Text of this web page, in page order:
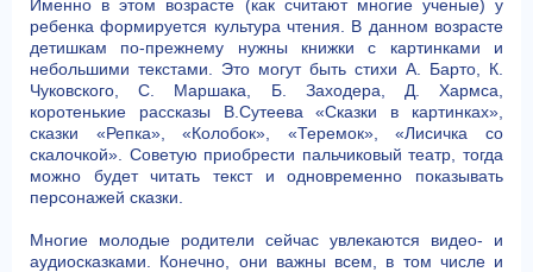
Именно в этом возрасте (как считают многие ученые) у
ребенка формируется культура чтения. В данном возрасте
детишкам по-прежнему нужны книжки с картинками и
небольшими текстами. Это могут быть стихи А. Барто, К.
Чуковского, С. Маршака, Б. Заходера, Д. Хармса,
коротенькие рассказы В.Сутеева «Сказки в картинках»,
сказки «Репка», «Колобок», «Теремок», «Лисичка со
скалочкой». Советую приобрести пальчиковый театр, тогда
можно будет читать текст и одновременно показывать
персонажей сказки.
Многие молодые родители сейчас увлекаются видео- и
аудиосказками. Конечно, они важны всем, в том числе и